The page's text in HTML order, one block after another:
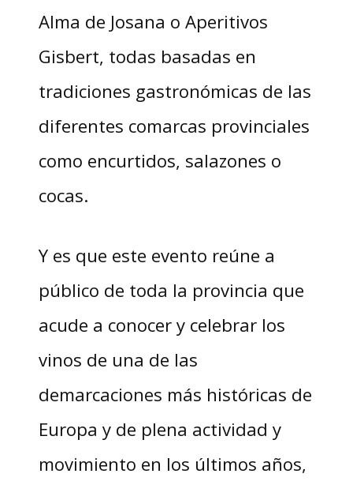
Alma de Josana o Aperitivos
Gisbert, todas basadas en
tradiciones gastronómicas de las
diferentes comarcas provinciales
como encurtidos, salazones o
cocas.
Y es que este evento reúne a
público de toda la provincia que
acude a conocer y celebrar los
vinos de una de las
demarcaciones más históricas de
Europa y de plena actividad y
movimiento en los últimos años,